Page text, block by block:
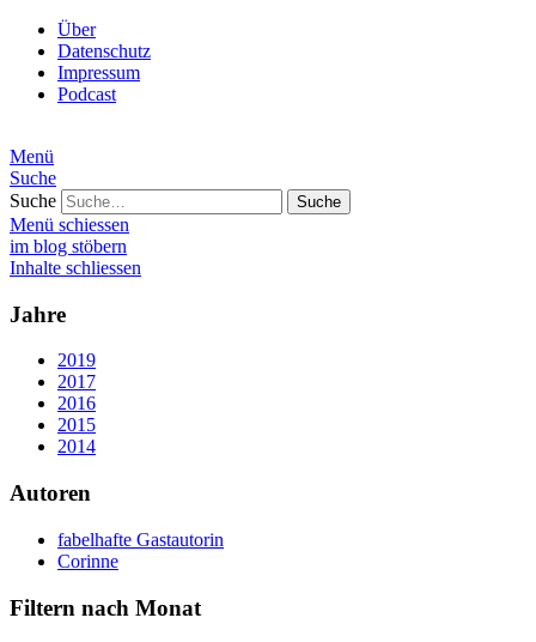
Über
Datenschutz
Impressum
Podcast
Menü
Suche
Suche
Menü schiessen
im blog stöbern
Inhalte schliessen
Jahre
2019
2017
2016
2015
2014
Autoren
fabelhafte Gastautorin
Corinne
Filtern nach Monat